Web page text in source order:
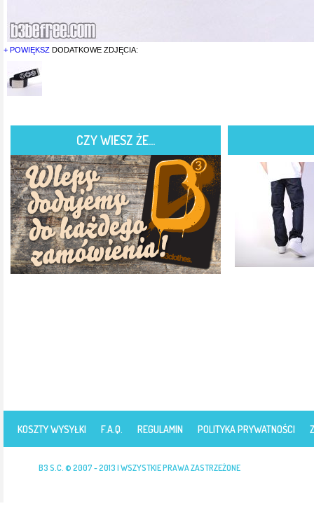
+ POWIĘKSZ DODATKOWE ZDJĘCIA:
CZY WIESZ ŻE...
KOSZTY WYSYŁKI F.A.Q. REGULAMIN POLITYKA PRYWATNOŚCI
B3 S.C. © 2007 - 2013 | WSZYSTKIE PRAWA ZASTRZEŻONE